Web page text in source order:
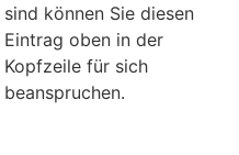
sind können Sie diesen
Eintrag oben in der
Kopfzeile für sich
beanspruchen.